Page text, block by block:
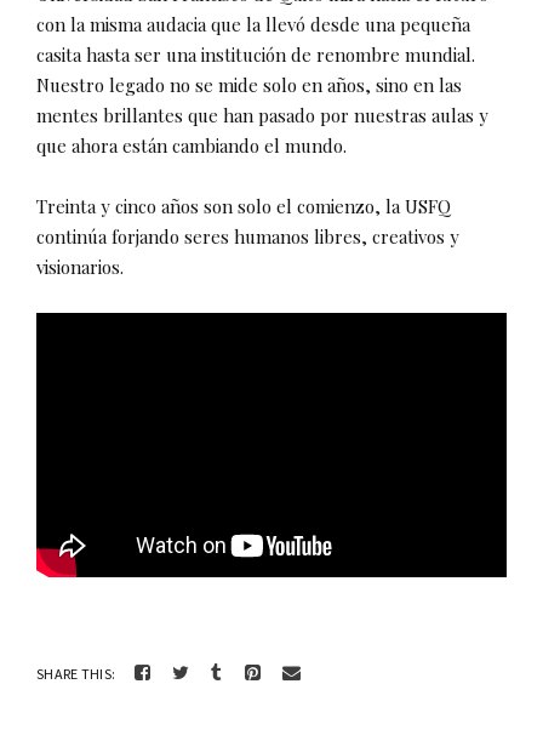
con la misma audacia que la llevó desde una pequeña
casita hasta ser una institución de renombre mundial.
Nuestro legado no se mide solo en años, sino en las
mentes brillantes que han pasado por nuestras aulas y
que ahora están cambiando el mundo.
Treinta y cinco años son solo el comienzo, la USFQ
continúa forjando seres humanos libres, creativos y
visionarios.
SHARE THIS: